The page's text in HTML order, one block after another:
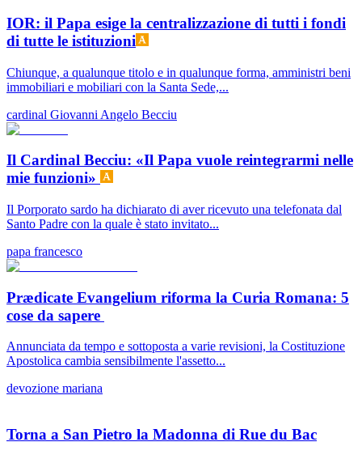
IOR: il Papa esige la centralizzazione di tutti i fondi
di tutte le istituzioni
Chiunque, a qualunque titolo e in qualunque forma, amministri beni
immobiliari e mobiliari con la Santa Sede,...
cardinal Giovanni Angelo Becciu
Il Cardinal Becciu: «Il Papa vuole reintegrarmi nelle
mie funzioni»
Il Porporato sardo ha dichiarato di aver ricevuto una telefonata dal
Santo Padre con la quale è stato invitato...
papa francesco
Prædicate Evangelium riforma la Curia Romana: 5
cose da sapere
Annunciata da tempo e sottoposta a varie revisioni, la Costituzione
Apostolica cambia sensibilmente l'assetto...
devozione mariana
Torna a San Pietro la Madonna di Rue du Bac